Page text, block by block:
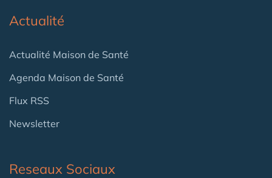
Actualité
Actualité Maison de Santé
Agenda Maison de Santé
Flux RSS
Newsletter
Reseaux Sociaux